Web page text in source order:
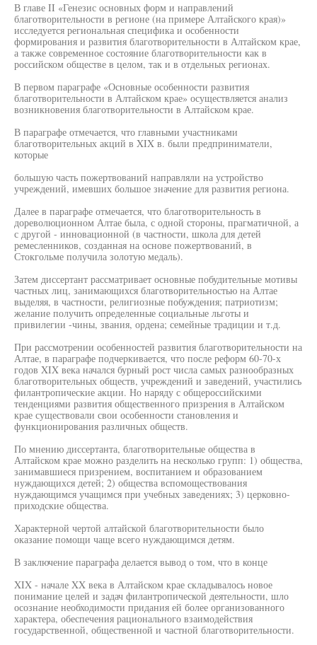
В главе II «Генезис основных форм и направлений
благотворительности в регионе (на примере Алтайского края)»
исследуется региональная специфика и особенности
формирования и развития благотворительности в Алтайском крае,
а также современное состояние благотворительности как в
российском обществе в целом, так и в отдельных регионах.
В первом параграфе «Основные особенности развития
благотворительности в Алтайском крае» осуществляется анализ
возникновения благотворительности в Алтайском крае.
В параграфе отмечается, что главными участниками
благотворительных акций в XIX в. были предприниматели,
которые
большую часть пожертвований направляли на устройство
учреждений, имевших большое значение для развития региона.
Далее в параграфе отмечается, что благотворительность в
дореволюционном Алтае была, с одной стороны, прагматичной, а
с другой - инновационной (в частности, школа для детей
ремесленников, созданная на основе пожертвований, в
Стокгольме получила золотую медаль).
Затем диссертант рассматривает основные побудительные мотивы
частных лиц, занимающихся благотворительностью на Алтае
выделяя, в частности, религиозные побуждения; патриотизм;
желание получить определенные социальные льготы и
привилегии -чины, звания, ордена; семейные традиции и т.д.
При рассмотрении особенностей развития благотворительности на
Алтае, в параграфе подчеркивается, что после реформ 60-70-х
годов XIX века начался бурный рост числа самых разнообразных
благотворительных обществ, учреждений и заведений, участились
филантропические акции. Но наряду с общероссийскими
тенденциями развития общественного призрения в Алтайском
крае существовали свои особенности становления и
функционирования различных обществ.
По мнению диссертанта, благотворительные общества в
Алтайском крае можно разделить на несколько групп: 1) общества,
занимавшиеся призрением, воспитанием и образованием
нуждающихся детей; 2) общества вспомоществования
нуждающимся учащимся при учебных заведениях; 3) церковно-
приходские общества.
Характерной чертой алтайской благотворительности было
оказание помощи чаще всего нуждающимся детям.
В заключение параграфа делается вывод о том, что в конце
XIX - начале XX века в Алтайском крае складывалось новое
понимание целей и задач филантропической деятельности, шло
осознание необходимости придания ей более организованного
характера, обеспечения рационального взаимодействия
государственной, общественной и частной благотворительности.